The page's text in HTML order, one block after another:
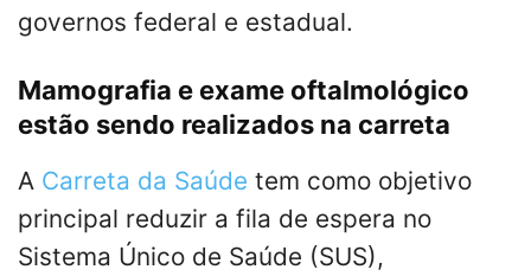
governos federal e estadual.
Mamografia e exame oftalmológico
estão sendo realizados na carreta
A Carreta da Saúde tem como objetivo
principal reduzir a fila de espera no
Sistema Único de Saúde (SUS),